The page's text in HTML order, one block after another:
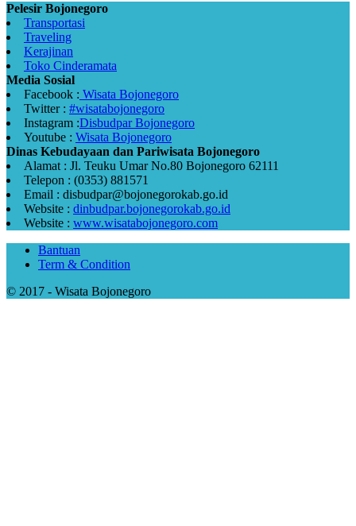
Pelesir Bojonegoro
Transportasi
Traveling
Kerajinan
Toko Cinderamata
Media Sosial
Facebook : Wisata Bojonegoro
Twitter : #wisatabojonegoro
Instagram :Disbudpar Bojonegoro
Youtube : Wisata Bojonegoro
Dinas Kebudayaan dan Pariwisata Bojonegoro
Alamat : Jl. Teuku Umar No.80 Bojonegoro 62111
Telepon : (0353) 881571
Email : disbudpar@bojonegorokab.go.id
Website : dinbudpar.bojonegorokab.go.id
Website : www.wisatabojonegoro.com
Bantuan
Term & Condition
© 2017 - Wisata Bojonegoro